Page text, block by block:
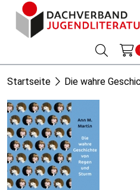
Startseite Die wahre